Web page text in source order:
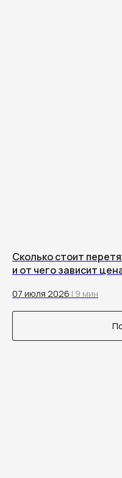
Сколько стоит
и от чего зависит
07 июля 2026 | 9 мин